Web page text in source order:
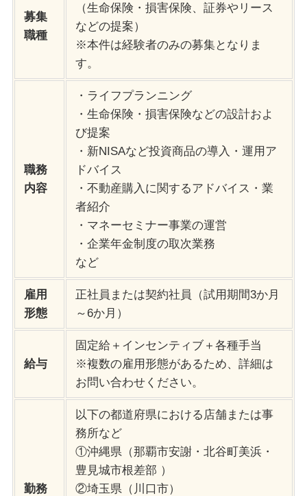
募集
職種
（生命保険・損害保険、証券やリース
などの提案）
※本件は経験者のみの募集となりま
す。
職務
内容
・ライフプランニング
・生命保険・損害保険などの設計およ
び提案
・新NISAなど投資商品の導入・運用ア
ドバイス
・不動産購入に関するアドバイス・業
者紹介
・マネーセミナー事業の運営
・企業年金制度の取次業務
など
雇用
形態
正社員または契約社員（試用期間3か月
～6か月）
給与
固定給＋インセンティブ＋各種手当
※複数の雇用形態があるため、詳細は
お問い合わせください。
勤務
以下の都道府県における店舗または事
務所など
①沖縄県（那覇市安謝・北谷町美浜・
豊見城市根差部 ）
②埼玉県（川口市）